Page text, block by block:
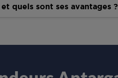
quels sont ses avantages ?